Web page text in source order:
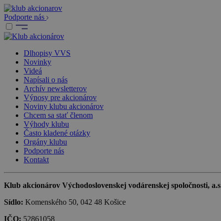
Podporte nás
Dlhopisy VVS
Novinky
Videá
Napísali o nás
Archív newsletterov
Výnosy pre akcionárov
Noviny klubu akcionárov
Chcem sa stať členom
Výhody klubu
Často kladené otázky
Orgány klubu
Podporte nás
Kontakt
Klub akcionárov Východoslovenskej vodárenskej spoločnosti,
Sídlo: Komenského 50, 042 48 Košice
IČO: 52861058